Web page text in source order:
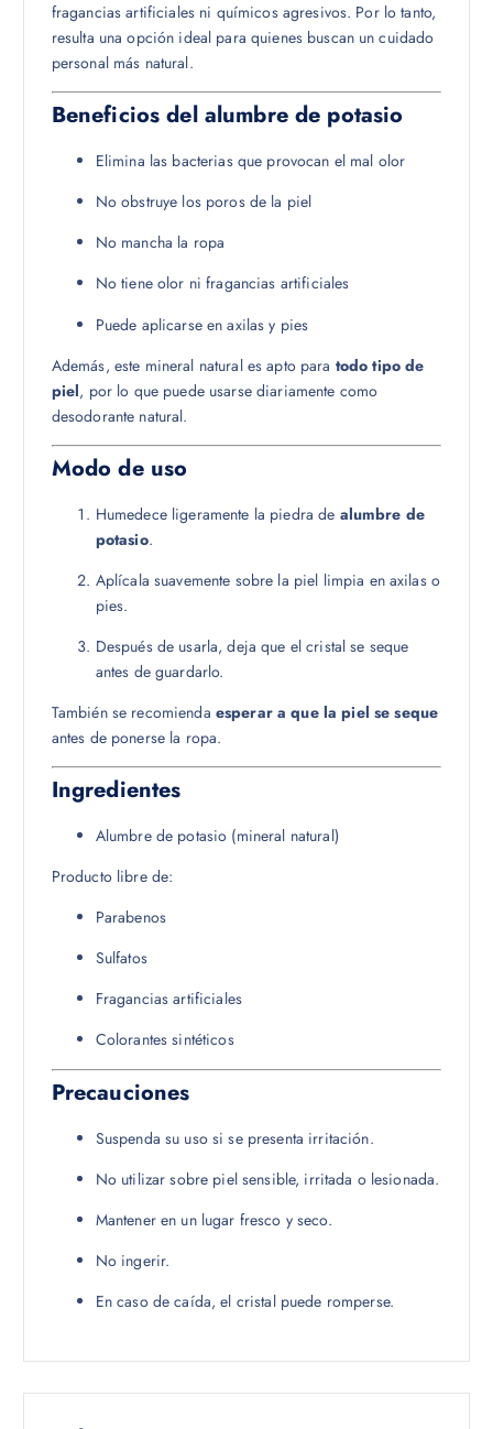
fragancias artificiales ni químicos agresivos. Por lo tanto,
resulta una opción ideal para quienes buscan un cuidado
personal más natural.
Beneficios del alumbre de potasio
Elimina las bacterias que provocan el mal olor
No obstruye los poros de la piel
No mancha la ropa
No tiene olor ni fragancias artificiales
Puede aplicarse en axilas y pies
Además, este mineral natural es apto para todo tipo de
piel, por lo que puede usarse diariamente como
desodorante natural.
Modo de uso
Humedece ligeramente la piedra de alumbre de
potasio.
Aplícala suavemente sobre la piel limpia en axilas o
pies.
Después de usarla, deja que el cristal se seque
antes de guardarlo.
También se recomienda esperar a que la piel se seque
antes de ponerse la ropa.
Ingredientes
Alumbre de potasio (mineral natural)
Producto libre de:
Parabenos
Sulfatos
Fragancias artificiales
Colorantes sintéticos
Precauciones
Suspenda su uso si se presenta irritación.
No utilizar sobre piel sensible, irritada o lesionada.
Mantener en un lugar fresco y seco.
No ingerir.
En caso de caída, el cristal puede romperse.